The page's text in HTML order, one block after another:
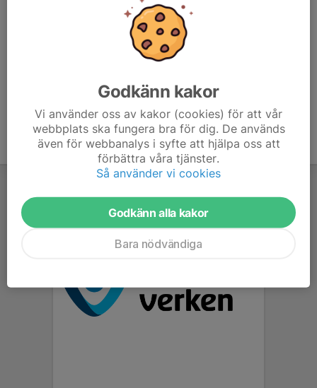
Samling inne i hallen som vanligt
Godkänn kakor
Vi använder oss av kakor (cookies) för att vår
webbplats ska fungera bra för dig. De används
även för webbanalys i syfte att hjälpa oss att
förbättra våra tjänster.
Så använder vi cookies
Godkänn alla kakor
Bara nödvändiga